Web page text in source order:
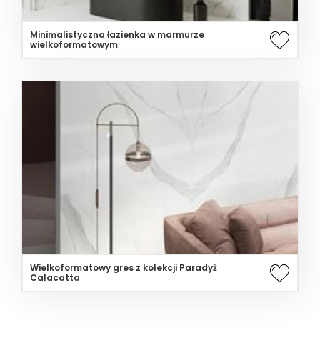
Minimalistyczna łazienka w marmurze
wielkoformatowym
Wielkoformatowy gres z kolekcji Paradyż
Calacatta